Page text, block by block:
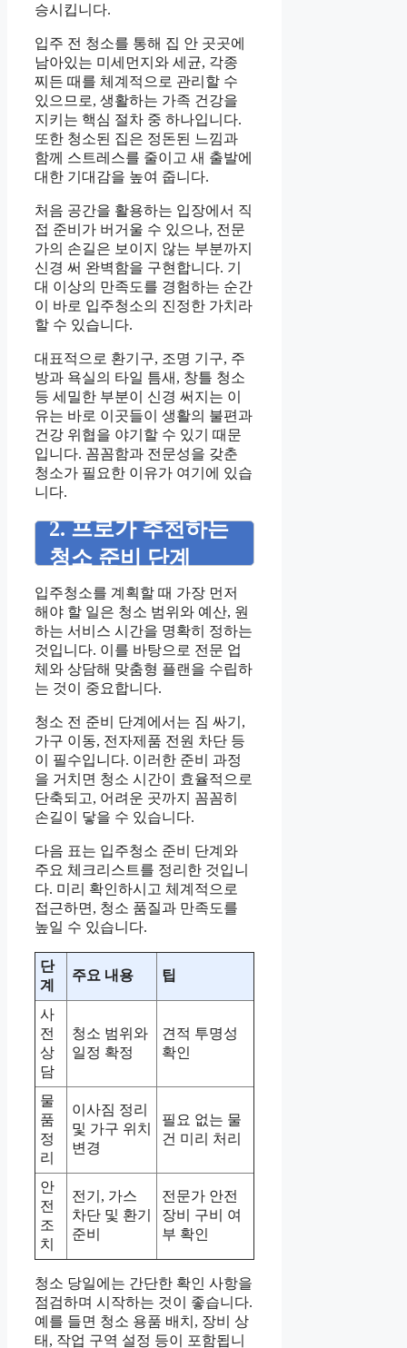
승시킵니다.
입주 전 청소를 통해 집 안 곳곳에
남아있는 미세먼지와 세균, 각종
찌든 때를 체계적으로 관리할 수
있으므로, 생활하는 가족 건강을
지키는 핵심 절차 중 하나입니다.
또한 청소된 집은 정돈된 느낌과
함께 스트레스를 줄이고 새 출발에
대한 기대감을 높여 줍니다.
처음 공간을 활용하는 입장에서 직
접 준비가 버거울 수 있으나, 전문
가의 손길은 보이지 않는 부분까지
신경 써 완벽함을 구현합니다. 기
대 이상의 만족도를 경험하는 순간
이 바로 입주청소의 진정한 가치라
할 수 있습니다.
대표적으로 환기구, 조명 기구, 주
방과 욕실의 타일 틈새, 창틀 청소
등 세밀한 부분이 신경 써지는 이
유는 바로 이곳들이 생활의 불편과
건강 위협을 야기할 수 있기 때문
입니다. 꼼꼼함과 전문성을 갖춘
청소가 필요한 이유가 여기에 있습
니다.
2. 프로가 추천하는
청소 준비 단계
입주청소를 계획할 때 가장 먼저
해야 할 일은 청소 범위와 예산, 원
하는 서비스 시간을 명확히 정하는
것입니다. 이를 바탕으로 전문 업
체와 상담해 맞춤형 플랜을 수립하
는 것이 중요합니다.
청소 전 준비 단계에서는 짐 싸기,
가구 이동, 전자제품 전원 차단 등
이 필수입니다. 이러한 준비 과정
을 거치면 청소 시간이 효율적으로
단축되고, 어려운 곳까지 꼼꼼히
손길이 닿을 수 있습니다.
다음 표는 입주청소 준비 단계와
주요 체크리스트를 정리한 것입니
다. 미리 확인하시고 체계적으로
접근하면, 청소 품질과 만족도를
높일 수 있습니다.
단
계
주요 내용 팁
사
전
상
담
청소 범위와
일정 확정
견적 투명성
확인
물
품
정
리
이사짐 정리
및 가구 위치
변경
필요 없는 물
건 미리 처리
안
전
조
치
전기, 가스
차단 및 환기
준비
전문가 안전
장비 구비 여
부 확인
청소 당일에는 간단한 확인 사항을
점검하며 시작하는 것이 좋습니다.
예를 들면 청소 용품 배치, 장비 상
태, 작업 구역 설정 등이 포함됩니